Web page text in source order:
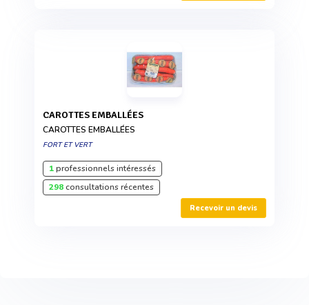
CAROTTES EMBALLÉES
CAROTTES EMBALLÉES
FORT ET VERT
1professionnels intéressés
298consultations récentes
Recevoir un devis